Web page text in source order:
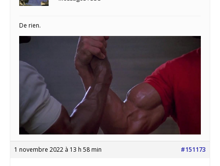
De rien.
1 novembre 2022 à 13 h 58 min #151173